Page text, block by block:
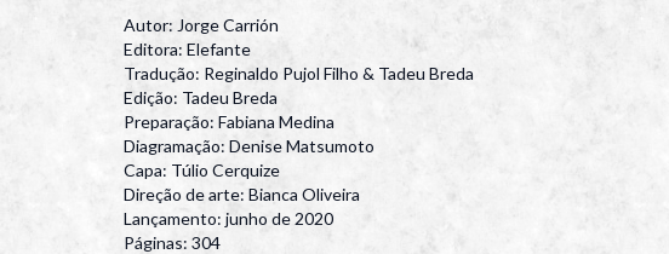
Autor: Jorge Carrión
Editora: Elefante
Tradução: Reginaldo Pujol Filho & Tadeu Breda
Edição: Tadeu Breda
Preparação: Fabiana Medina
Diagramação: Denise Matsumoto
Capa: Túlio Cerquize
Direção de arte: Bianca Oliveira
Lançamento: junho de 2020
Páginas: 304